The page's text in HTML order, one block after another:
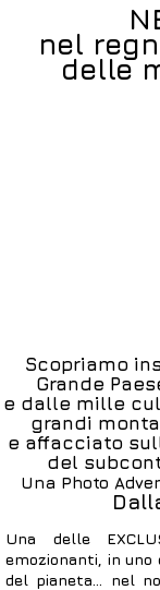
nel
delle
Scopriamo
Grande
e dalle mille
grandi
e affacciato
del
Una Photo
Una delle
emozionanti, in uno
del pianeta... nel